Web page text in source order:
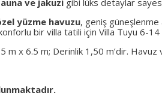
yüzme havuzu, geniş
bir villa tatili için Villa Tuyu 6-
x 6.5 m; Derinlik 1,50 m’dir. Havuz